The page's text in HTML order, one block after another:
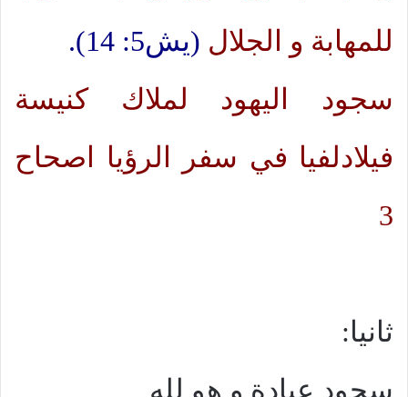
للمهابة و الجلال (يش5: 14).
سجود اليهود لملاك كنيسة
فيلادلفيا في سفر الرؤيا اصحاح
3
ثانيا:
سجود عبادة و هو لله